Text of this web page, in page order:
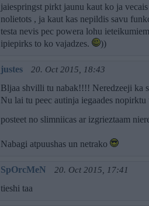
jaiespringst pirkt jaunu kaut ko ja
nolietots , ja kaut kas nepildis savu
testa nevis pec powera lohu
ipiepirks to ko vajadzes.
))
justes 20. Oct 2015, 18:43
Bljaa shvilli tu nabak!!!! Neredzeeji ka
Nu lai tu peec autinja iegaades
posteet no slimniicas ar izgrieztaam
Nabagi atpuushas un netrako
SpOrcMeN 20. Oct 2015, 17:41
tieshi taa